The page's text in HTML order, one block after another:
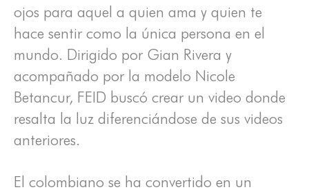
ojos para aquel a quien ama y quien te
hace sentir como la única persona en el
mundo. Dirigido por Gian Rivera y
acompañado por la modelo Nicole
Betancur, FEID buscó crear un video donde
resalta la luz diferenciándose de sus videos
anteriores.
El colombiano se ha convertido en un